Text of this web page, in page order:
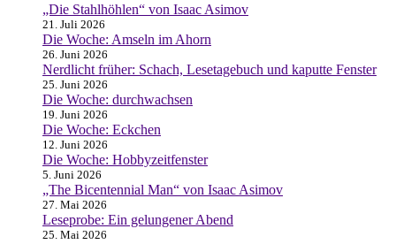
„Die Stahlhöhlen“ von Isaac Asimov
21. Juli 2026
Die Woche: Amseln im Ahorn
26. Juni 2026
Nerdlicht früher: Schach, Lesetagebuch und kaputte Fenster
25. Juni 2026
Die Woche: durchwachsen
19. Juni 2026
Die Woche: Eckchen
12. Juni 2026
Die Woche: Hobbyzeitfenster
5. Juni 2026
„The Bicentennial Man“ von Isaac Asimov
27. Mai 2026
Leseprobe: Ein gelungener Abend
25. Mai 2026